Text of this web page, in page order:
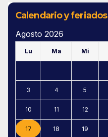
Calendario y feriados
Agosto 2026
Lu Ma Mi
3 4 5
10 11 12
17 18 19